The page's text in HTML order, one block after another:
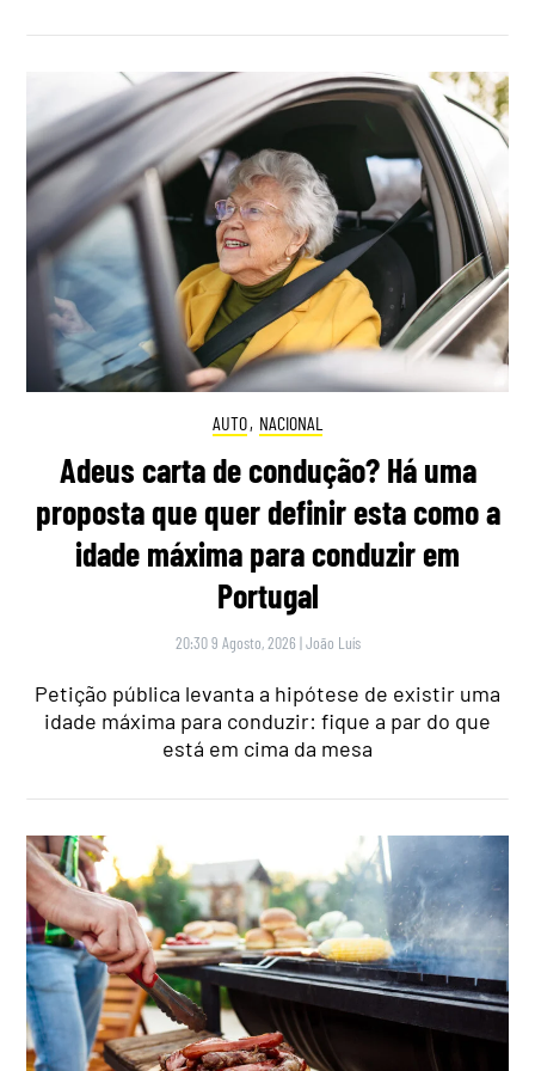
AUTO, NACIONAL
Adeus carta de condução? Há uma
proposta que quer definir esta como a
idade máxima para conduzir em
Portugal
20:30 9 Agosto, 2026 |João Luís
Petição pública levanta a hipótese de existir uma
idade máxima para conduzir: fique a par do que
está em cima da mesa